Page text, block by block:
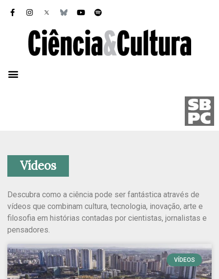
Vídeos
Descubra como a ciência pode ser fantástica através de
vídeos que combinam cultura, tecnologia, inovação, arte e
filosofia em histórias contadas por cientistas, jornalistas e
pensadores.
VÍDEOS